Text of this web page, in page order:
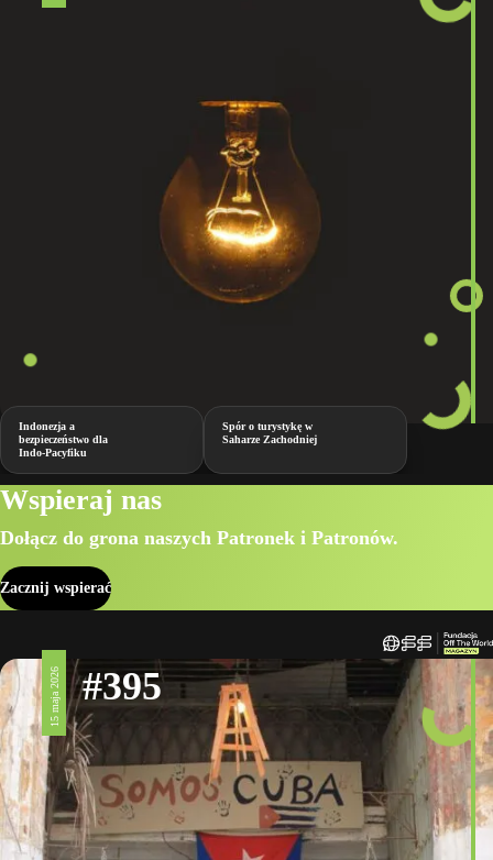
Indonezja a
bezpieczeństwo dla
Indo-Pacyfiku
Spór o turystykę w
Saharze Zachodniej
Wspieraj nas
Dołącz do grona naszych Patronek i Patronów.
Zacznij wspierać
15 maja 2026 #395